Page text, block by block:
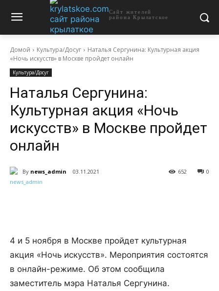
Сайт жителей
района Крылатское
Домой Культура/Досуг
Наталья Сергунина: Культурная акция
«Ночь искусств» в Москве пройдет онлайн
Культура/Досуг
Наталья Сергунина:
Культурная акция «Ночь
искусств» в Москве пройдет
онлайн
By news_admin 03.11.2021 0
652
4 и 5 ноября в Москве пройдет культурная
акция «Ночь искусств». Мероприятия состоятся
в онлайн-режиме. Об этом сообщила
заместитель мэра Наталья Сергунина.